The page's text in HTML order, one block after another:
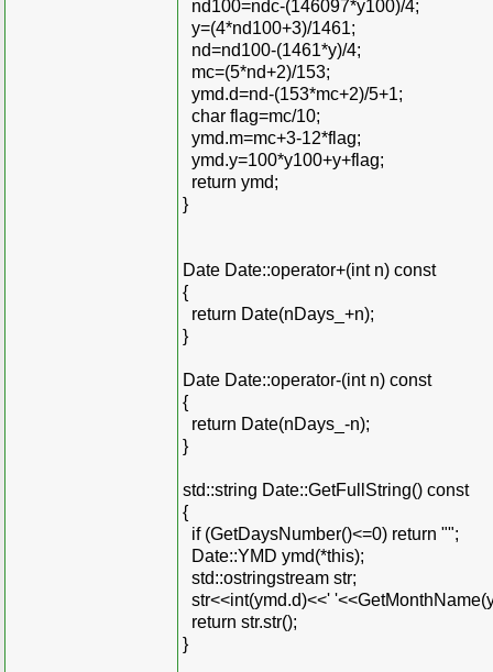
nd100=ndc-(146097*y100)/4;
y=(4*nd100+3)/1461;
nd=nd100-(1461*y)/4;
mc=(5*nd+2)/153;
ymd.d=nd-(153*mc+2)/5+1;
char flag=mc/10;
ymd.m=mc+3-12*flag;
ymd.y=100*y100+y+flag;
return ymd;
}
Date Date::operator+(int n) const
{
return Date(nDays_+n);
}
Date Date::operator-(int n) const
{
return Date(nDays_-n);
}
std::string Date::GetFullString() const
{
if (GetDaysNumber()<=0) return "";
Date::YMD ymd(*this);
std::ostringstream str;
str<<int(ymd.d)<<'
return str.str();
}